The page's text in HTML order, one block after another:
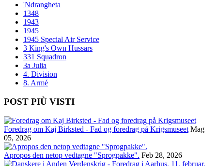
'Ndrangheta
1348
1943
1945
1945 Special Air Service
3 King's Own Hussars
331 Squadron
3a Julia
4. Division
8. Armé
POST PIÙ VISTI
Foredrag om Kaj Birksted - Fad og foredrag på Krigsmuseet Mag
05, 2026
Apropos den netop vedtagne "Sprogpakke". Feb 28, 2026